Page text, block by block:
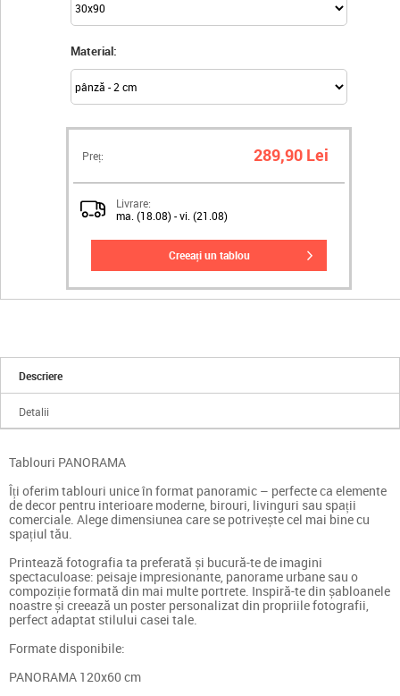
Material:
Preț: 289,90 Lei
Livrare:
ma. (18.08) - vi. (21.08)
creeați un tablou
Descriere
Detalii
Tablouri PANORAMA
Îți oferim tablouri unice în format panoramic – perfecte ca elemente
de decor pentru interioare moderne, birouri, livinguri sau spații
comerciale. Alege dimensiunea care se potrivește cel mai bine cu
spațiul tău.
Printează fotografia ta preferată și bucură-te de imagini
spectaculoase: peisaje impresionante, panorame urbane sau o
compoziție formată din mai multe portrete. Inspiră-te din șabloanele
noastre și creează un poster personalizat din propriile fotografii,
perfect adaptat stilului casei tale.
Formate disponibile:
PANORAMA 120x60 cm